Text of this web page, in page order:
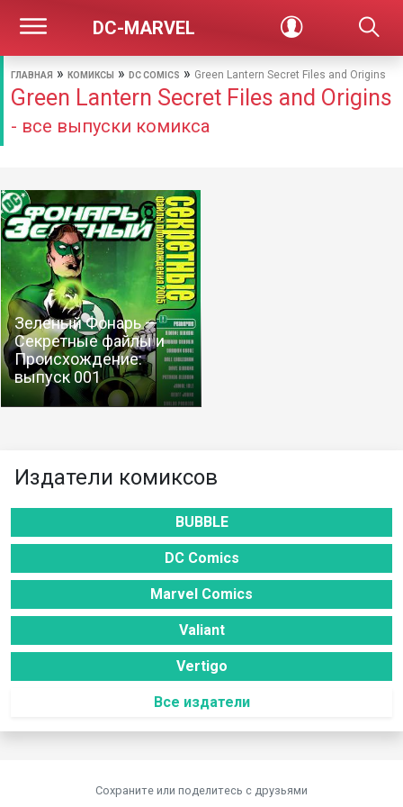
DC-MARVEL
ГЛАВНАЯ » КОМИКСЫ » DC COMICS » Green Lantern Secret Files and Origins
Green Lantern Secret Files and Origins
- все выпуски комикса
Зеленый Фонарь —
Секретные файлы и
Происхождение:
выпуск 001
Издатели комиксов
BUBBLE
DC Comics
Marvel Comics
Valiant
Vertigo
Все издатели
Сохраните или поделитесь c друзьями